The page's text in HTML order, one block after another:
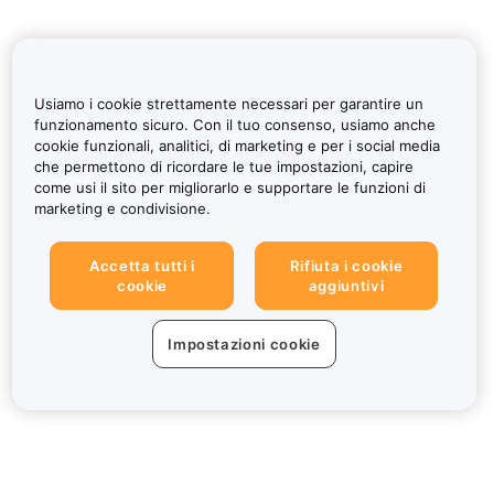
Usiamo i cookie strettamente necessari per garantire un
funzionamento sicuro. Con il tuo consenso, usiamo anche
cookie funzionali, analitici, di marketing e per i social media
che permettono di ricordare le tue impostazioni, capire
come usi il sito per migliorarlo e supportare le funzioni di
marketing e condivisione.
Accetta tutti i
cookie
Rifiuta i cookie
aggiuntivi
Impostazioni cookie